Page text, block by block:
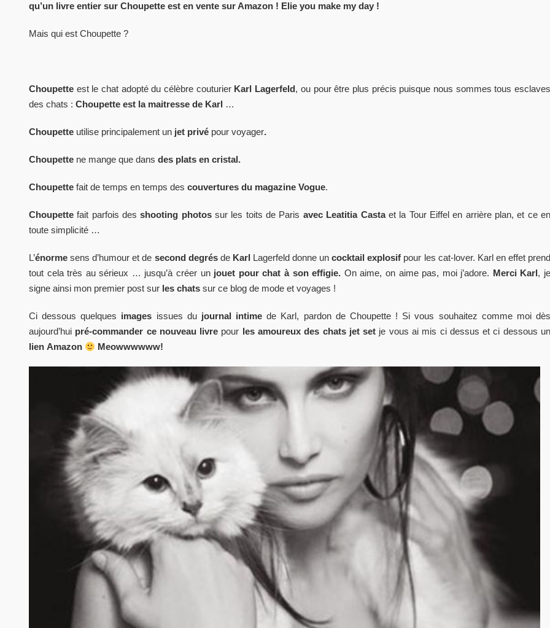
qu’un livre entier sur Choupette est en vente sur Amazon ! Elie you make my day !
Mais qui est Choupette ?
Choupette est le chat adopté du célèbre couturierKarl Lagerfeld, ou pour être plus précis puisque nous sommes tous esclaves
des chats : Choupette est la maitresse de Karl …
Choupette utilise principalement un jet privé pour voyager.
Choupette ne mange que dans des plats en cristal.
Choupette fait de temps en temps des couvertures du magazine Vogue.
Choupettefait parfois des shooting photossur les toits de Paris avec Leatitia Castaet la Tour Eiffel en arrière plan, et ce en
toute simplicité …
L’énorme sens d’humour et de second degrésde Karl Lagerfeld donne uncocktail explosif pour les cat-lover. Karl en effet prend
tout cela très au sérieux … jusqu’à créer un jouet pour chat à son effigie. On aime, on aime pas, moi j’adore. Merci Karl, je
signe ainsi mon premier post sur les chats sur ce blog de mode et voyages !
Ci dessous quelques images issues du journal intime de Karl, pardon de Choupette ! Si vous souhaitez comme moi dès
aujourd’hui pré-commander ce nouveau livre pour les amoureux des chats jet set je vous ai mis ci dessus et ci dessous un
lien Amazon Meowwwwww!